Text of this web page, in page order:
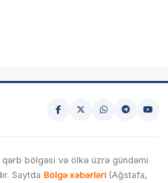
qərb bölgəsi və ölkə üzrə gündəmi
Saytda Bölgə xəbərləri (Ağstafa,